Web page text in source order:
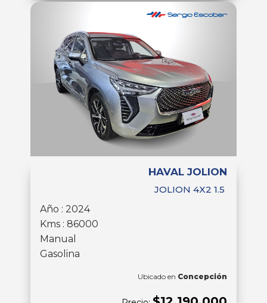
HAVAL JOLION
JOLION 4X2 1.5
Año : 2024
Kms : 86000
Manual
Gasolina
Ubicado en Concepción